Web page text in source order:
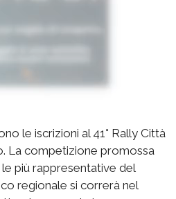
le iscrizioni al 41° Rally Città
La competizione promossa
più rappresentative del
regionale si correrà nel